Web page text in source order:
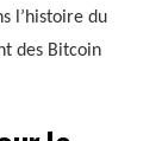
l’histoire du
des Bitcoin